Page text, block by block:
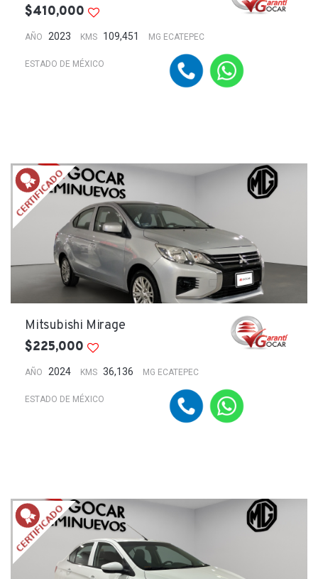
$410,000
AÑO 2023 KMS 109,451 MG ECATEPEC
ESTADO DE MÉXICO
Mitsubishi Mirage
$225,000
AÑO 2024 KMS 36,136 MG ECATEPEC
ESTADO DE MÉXICO